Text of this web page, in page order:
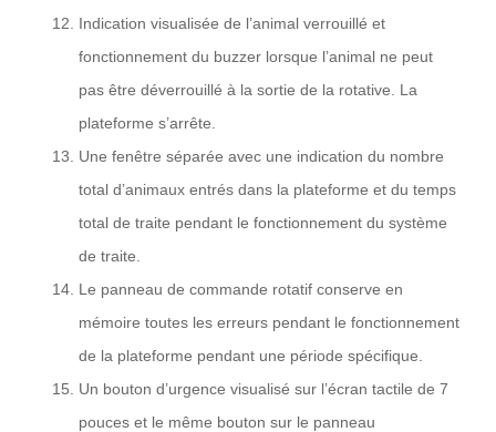
Indication visualisée de l’animal verrouillé et
fonctionnement du buzzer lorsque l’animal ne peut
pas être déverrouillé à la sortie de la rotative. La
plateforme s’arrête.
Une fenêtre séparée avec une indication du nombre
total d’animaux entrés dans la plateforme et du temps
total de traite pendant le fonctionnement du système
de traite.
Le panneau de commande rotatif conserve en
mémoire toutes les erreurs pendant le fonctionnement
de la plateforme pendant une période spécifique.
Un bouton d’urgence visualisé sur l’écran tactile de 7
pouces et le même bouton sur le panneau